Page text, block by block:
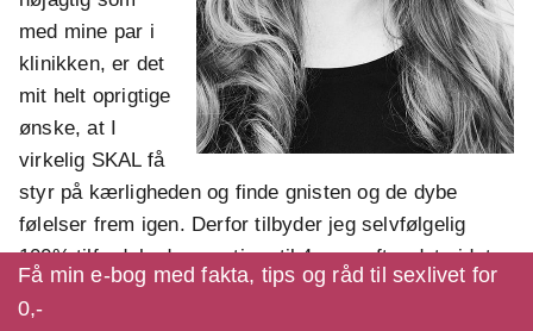
med mine par i
klinikken, er det
mit helt oprigtige
ønske, at I
virkelig SKAL få
styr på kærligheden og finde gnisten og de dybe
følelser frem igen. Derfor tilbyder jeg selvfølgelig
100% tilfredshedsgaranti op til 4 uger efter det sidste
modul. Hvis I ikke føler, at jeg og forløbet har levet op
til det, jeg har lovet dig, og du ikke har oplevet nogle
Få min e-bog med fakta, tips og råd til sexlivet for
0,-